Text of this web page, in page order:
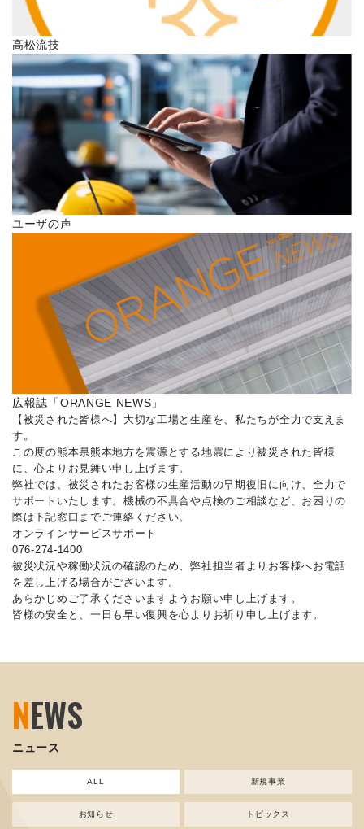
高松流技
ユーザの声
広報誌「ORANGE NEWS」
【被災された皆様へ】大切な工場と生産を、私たちが全力で支えま
す。
この度の熊本県熊本地方を震源とする地震により被災された皆様
に、心よりお見舞い申し上げます。
弊社では、被災されたお客様の生産活動の早期復旧に向け、全力で
サポートいたします。機械の不具合や点検のご相談など、お困りの
際は下記窓口までご連絡ください。
オンラインサービスサポート
076-274-1400
被災状況や稼働状況の確認のため、弊社担当者よりお客様へお電話
を差し上げる場合がございます。
あらかじめご了承くださいますようお願い申し上げます。
皆様の安全と、一日も早い復興を心よりお祈り申し上げます。
NEWS
ニュース
ALL 新規事業
お知らせ トピックス